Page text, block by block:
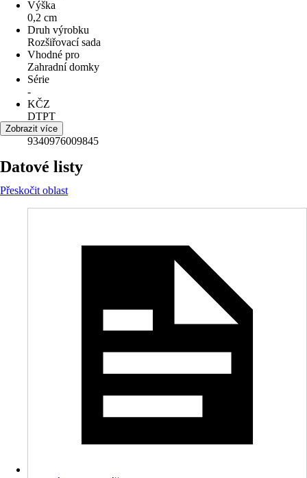
Výška
0,2 cm
Druh výrobku
Rozšiřovací sada
Vhodné pro
Zahradní domky
Série
-
KČZ
DTPT
EAN
9340976009845
Zobrazit více
Datové listy
Přeskočit oblast